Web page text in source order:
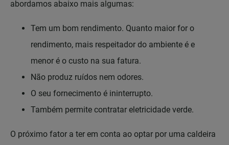
abordamos abaixo mais algumas:
Tem um bom rendimento. Quanto maior for o
rendimento, mais respeitador do ambiente é e
menor é o custo na sua fatura.
Não produz ruídos nem odores.
O seu fornecimento é ininterrupto.
Também permite contratar eletricidade verde.
O próximo fator a ter em conta ao optar por uma caldeira